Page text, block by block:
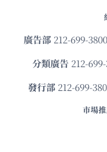
廣告部212-699-
分類廣告 212-
發⾏部 212-699-
市場